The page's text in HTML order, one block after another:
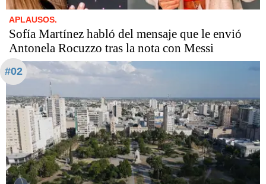
APLAUSOS.
Sofía Martínez habló del mensaje que le envió
Antonela Rocuzzo tras la nota con Messi
#02